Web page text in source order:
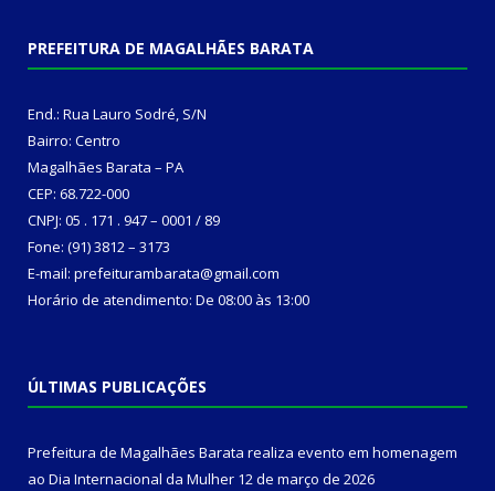
PREFEITURA DE MAGALHÃES BARATA
End.: Rua Lauro Sodré, S/N
Bairro: Centro
Magalhães Barata – PA
CEP: 68.722-000
CNPJ: 05 . 171 . 947 – 0001 / 89
Fone: (91) 3812 – 3173
E-mail: prefeiturambarata@gmail.com
Horário de atendimento: De 08:00 às 13:00
ÚLTIMAS PUBLICAÇÕES
Prefeitura de Magalhães Barata realiza evento em homenagem
ao Dia Internacional da Mulher 12 de março de 2026